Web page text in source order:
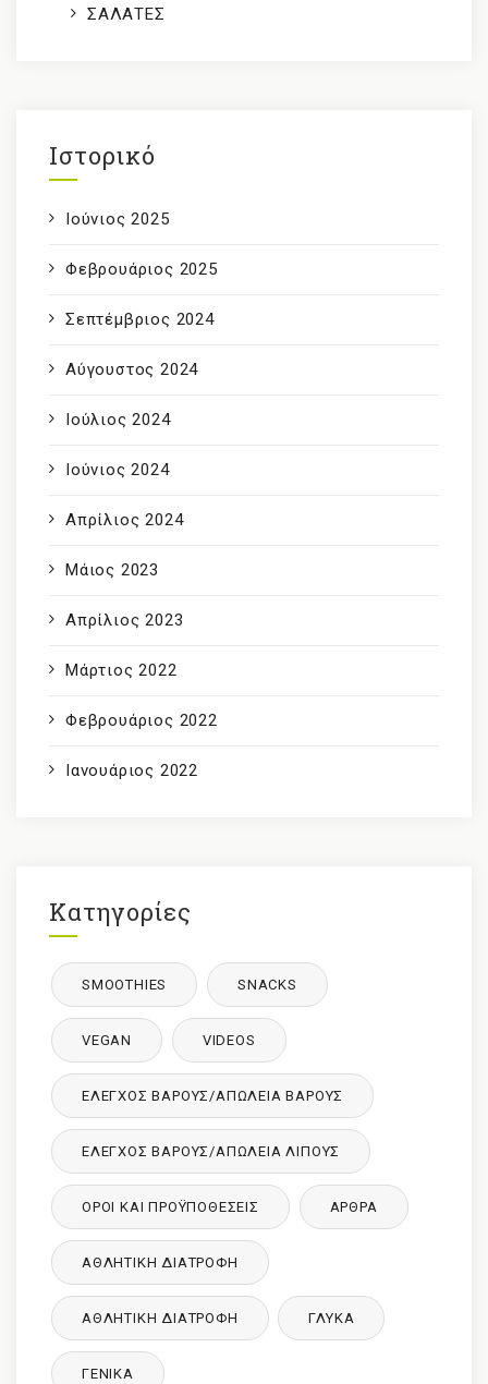
ΣΑΛΑΤΕΣ
Ιστορικό
Ιούνιος 2025
Φεβρουάριος 2025
Σεπτέμβριος 2024
Αύγουστος 2024
Ιούλιος 2024
Ιούνιος 2024
Απρίλιος 2024
Μάιος 2023
Απρίλιος 2023
Μάρτιος 2022
Φεβρουάριος 2022
Ιανουάριος 2022
Κατηγορίες
SMOOTHIES SNACKS
VEGAN VIDEOS
ΈΛΕΓΧΟΣ ΒΆΡΟΥΣ/ΑΠΏΛΕΙΑ ΒΆΡΟΥΣ
ΈΛΕΓΧΟΣ ΒΆΡΟΥΣ/ΑΠΏΛΕΙΑ ΛΊΠΟΥΣ
ΌΡΟΙ ΚΑΙ ΠΡΟΫΠΟΘΈΣΕΙΣ ΑΡΘΡΑ
ΑΘΛΗΤΙΚΉ ΔΙΑΤΡΟΦΉ
ΑΘΛΗΤΙΚΉ ΔΙΑΤΡΟΦΉ ΓΛΥΚΑ
ΓΕΝΙΚΆ